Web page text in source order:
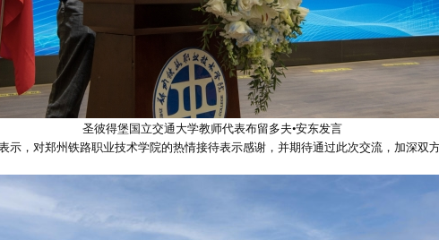
圣彼得堡国立交通大学教师代表布留多夫•安东发言
示，对郑州铁路职业技术学院的热情接待表示感谢，并期待通过此次交流，加深